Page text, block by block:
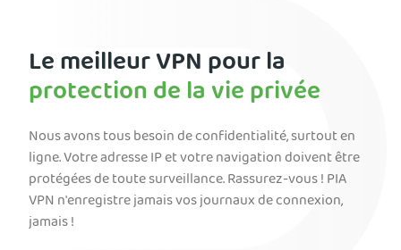
Le meilleur VPN pour la
protection de la vie privée
Nous avons tous besoin de confidentialité, surtout en
ligne. Votre adresse IP et votre navigation doivent être
protégées de toute surveillance. Rassurez-vous ! PIA
VPN n'enregistre jamais vos journaux de connexion,
jamais !